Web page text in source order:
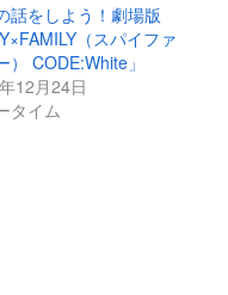
話をしよう！劇場版
（スパイファ
） CODE:White」
12月24日
タイム